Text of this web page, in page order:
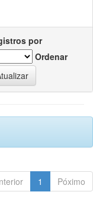
por
Ordenar
1 Póximo